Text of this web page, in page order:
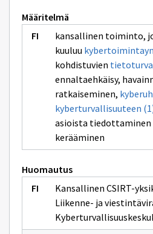
Määritelmä
kansallinen toiminto,
kuuluu
kohdistuvien
ennaltaehkäisy,
ratkaiseminen,
kyberturvallisuuteen
asioista tiedottaminen
kerääminen
Huomautus
Kansallinen CSIRT-
Liikenne- ja